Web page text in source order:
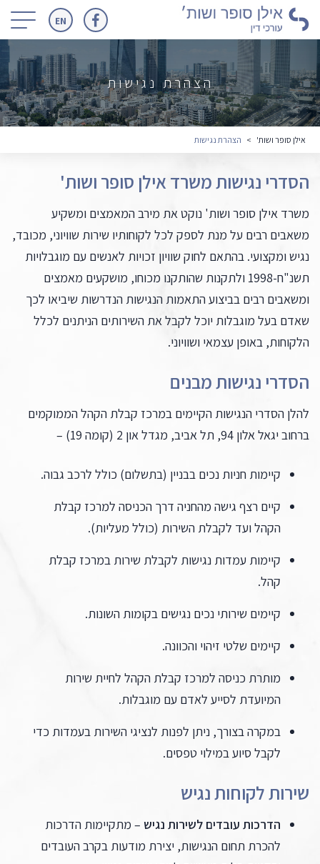
ENכפתור
זה
משמש
לניווט
במסכים
קטנים
הצהרת נגישות
אילן סופר ושות' > הצהרת נגישות
הסדרי נגישות משרד אילן סופר ושות'
משרד אילן סופר ושות' נוקט את מירב המאמצים ומשקיע
משאבים רבים על מנת לספק לכל לקוחותיו שירות שוויוני, מכובד,
נגיש ומקצועי. בהתאם לחוק שוויון זכויות לאנשים עם מוגבלויות
תשנ"ח-1998 ולתקנות שהותקנו מכוחו, מושקעים מאמצים
ומשאבים רבים בביצוע התאמות הנגישות הנדרשות שיביאו לכך
שאדם בעל מוגבלות יוכל לקבל את השירותים הניתנים לכלל
הלקוחות, באופן עצמאי ושוויוני.
הסדרי נגישות מבנים
להלן הסדרי הנגישות הקיימים במרכז קבלת הקהל הממוקמים
ברחוב יגאל אלון 94, תל אביב, מגדל און 2 (קומה 19) –
קיימות חניות נכים בבניין (בתשלום) כולל לרכב גבוה.
קיים רצף גישה מהחניה דרך הכניסה למרכז קבלת
הקהל ועד לקבלת השירות (כולל מעליות).
קיימות עמדות נגישות לקבלת שירות במרכז קבלת
קהל.
קיימים שירותי נכים נגישים בקומות השונות.
קיימים שלטי זיהוי והכוונה.
מותרת כניסה למרכז קבלת הקהל לחיית שירות
המיועדת לסייע לאדם עם מוגבלות.
במקרה בצורך, ניתן לפנות לנציגי השירות בעמדות כדי
לקבל סיוע במילוי טפסים.
שירות לקוחות נגיש
הדרכות עובדים לשירות נגיש – מתקיימות הדרכות
להכרת תחום הנגישות, יצירת מודעות בקרב העובדים